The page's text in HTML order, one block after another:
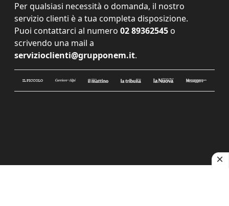
Per qualsiasi necessità o domanda, il nostro
servizio clienti è a tua completa disposizione.
Puoi contattarci al numero 02 89362545 o
scrivendo una mail a
servizioclienti@grupponem.it.